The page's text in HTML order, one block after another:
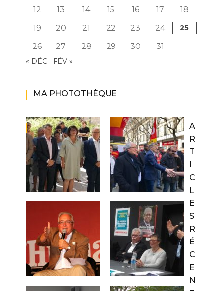
12
13 14 15 16 17
18
19
20 21 22 23 24 25
26 27 28 29 30 31
« DÉC FÉV »
MA PHOTOTHÈQUE
A
R
T
I
C
L
E
S
R
É
C
E
N